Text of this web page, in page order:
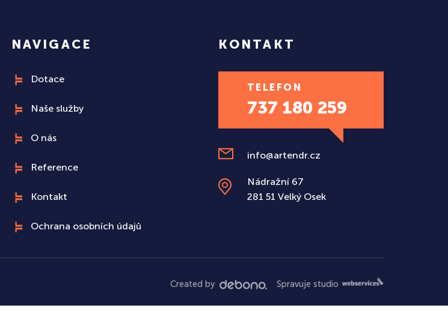
NAVIGACE
Dotace
Naše služby
O nás
Reference
Kontakt
Ochrana osobních údajů
KONTAKT
TELEFON
737 180 259
info@artendr.cz
Nádražní 67
281 51 Velký Osek
Created by Spravuje studio